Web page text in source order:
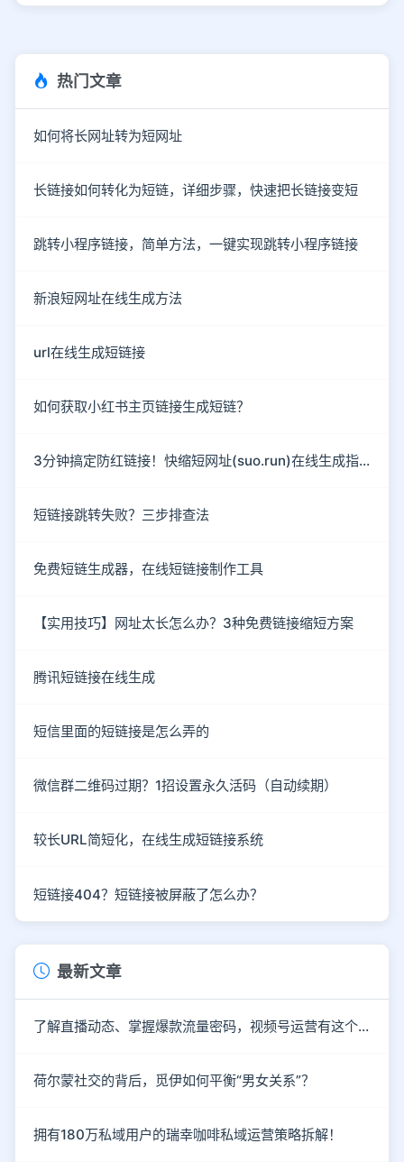
热门文章
如何将长网址转为短网址
长链接如何转化为短链，详细步骤，快速把长链接变短
跳转小程序链接，简单方法，一键实现跳转小程序链接
新浪短网址在线生成方法
url在线生成短链接
如何获取小红书主页链接生成短链？
3分钟搞定防红链接！快缩短网址(suo.run)在线生成指南
短链接跳转失败？三步排查法
免费短链生成器，在线短链接制作工具
【实用技巧】网址太长怎么办？3种免费链接缩短方案
腾讯短链接在线生成
短信里面的短链接是怎么弄的
微信群二维码过期？1招设置永久活码（自动续期）
较长URL简短化，在线生成短链接系统
短链接404？短链接被屏蔽了怎么办？
最新文章
了解直播动态、掌握爆款流量密码，视频号运营有这个就够了！
荷尔蒙社交的背后，觅伊如何平衡“男女关系”？
拥有180万私域用户的瑞幸咖啡私域运营策略拆解！